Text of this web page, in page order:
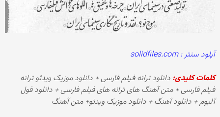
آپلود سنتر : solidfiles.com
کلمات کلیدی: دانلود ترانه فیلم فارسی + دانلود موزیک ویدئو ترانه
فیلم فارسی + متن آهنگ های ترانه های فیلم فارسی + دانلود فول
آلبوم + دانلود آهنگ + دانلود موزیک ویدئو+ متن آهنگ